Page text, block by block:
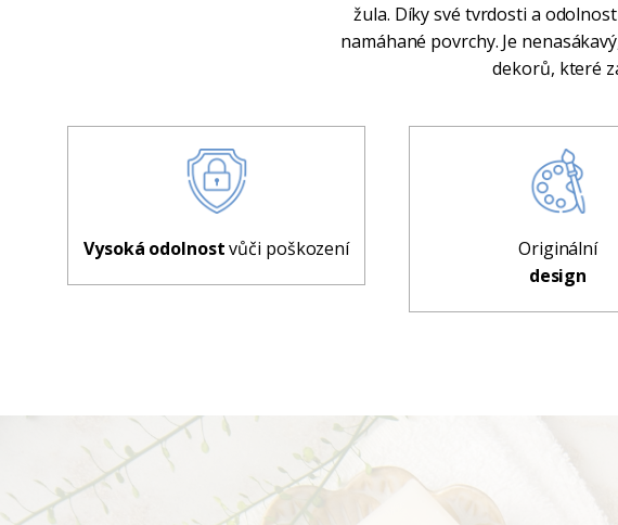
žula. Díky své tvrdosti a
namáhané povrchy. Je
dekorů, které
Vysoká odolnostvůči poškození
Originální
design